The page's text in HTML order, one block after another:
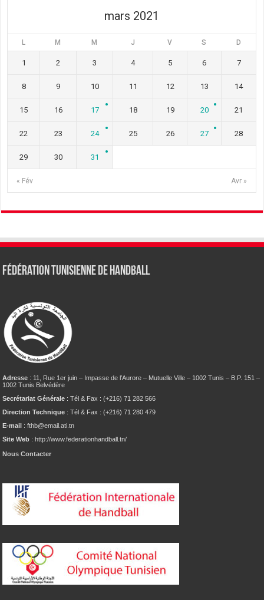
mars 2021
L M M J V S D
« Fév Avr »
1 2 3 4 5 6 7
8 9 10 11 12 13 14
15 16 17 18 19 20 21
22 23 24 25 26 27 28
29 30 31
Fédération tunisienne de Handball
Adresse : 11, Rue 1er juin – Impasse de l’Aurore – Mutuelle Ville – 1002 Tunis – B.P. 151 –
1002 Tunis Belvédère
Secrétariat Générale : Tél & Fax : (+216) 71 282 566
Direction Technique : Tél & Fax : (+216) 71 280 479
E-mail : fthb@email.ati.tn
Site Web : http://www.federationhandball.tn/
Nous Contacter